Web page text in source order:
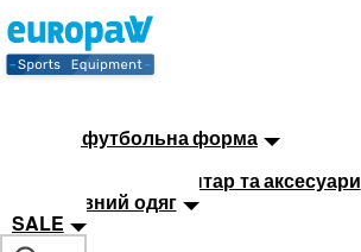
Дитяча футбольна форма
Тренувальний інвентар та аксесуари
Спортивний одяг
SALE